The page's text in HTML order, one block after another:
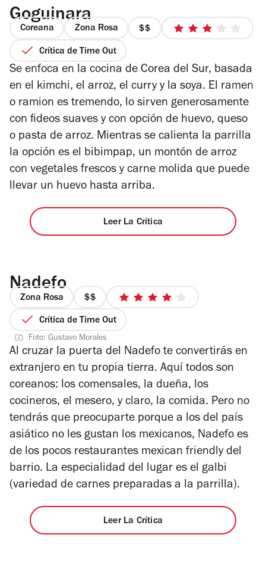
Goguinara
Coreana Zona Rosa
precio
de
3
estrellas
Crítica de Time Out
Se enfoca en la cocina de Corea del Sur, basada
en el kimchi, el arroz, el curry y la soya. El ramen
o ramion es tremendo, lo sirven generosamente
con fideos suaves y con opción de huevo, queso
o pasta de arroz. Mientras se calienta la parrilla
la opción es el bibimpap, un montón de arroz
con vegetales frescos y carne molida que puede
llevar un huevo hasta arriba.
Leer La Crítica
Nadefo
Zona Rosa
precio
2
de
4
4
estrellas
Crítica de Time Out
Foto: Gustavo Morales
Al cruzar la puerta del Nadefo te convertirás en
extranjero en tu propia tierra. Aquí todos son
coreanos: los comensales, la dueña, los
cocineros, el mesero, y claro, la comida. Pero no
tendrás que preocuparte porque a los del país
asiático no les gustan los mexicanos, Nadefo es
de los pocos restaurantes mexican friendly del
barrio. La especialidad del lugar es el galbi
(variedad de carnes preparadas a la parrilla).
Leer La Crítica